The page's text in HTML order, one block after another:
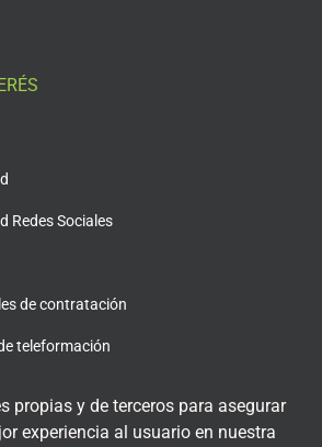
Redes Sociales
de contratación
teleformación
propias y de terceros para asegurar
experiencia al usuario en nuestra